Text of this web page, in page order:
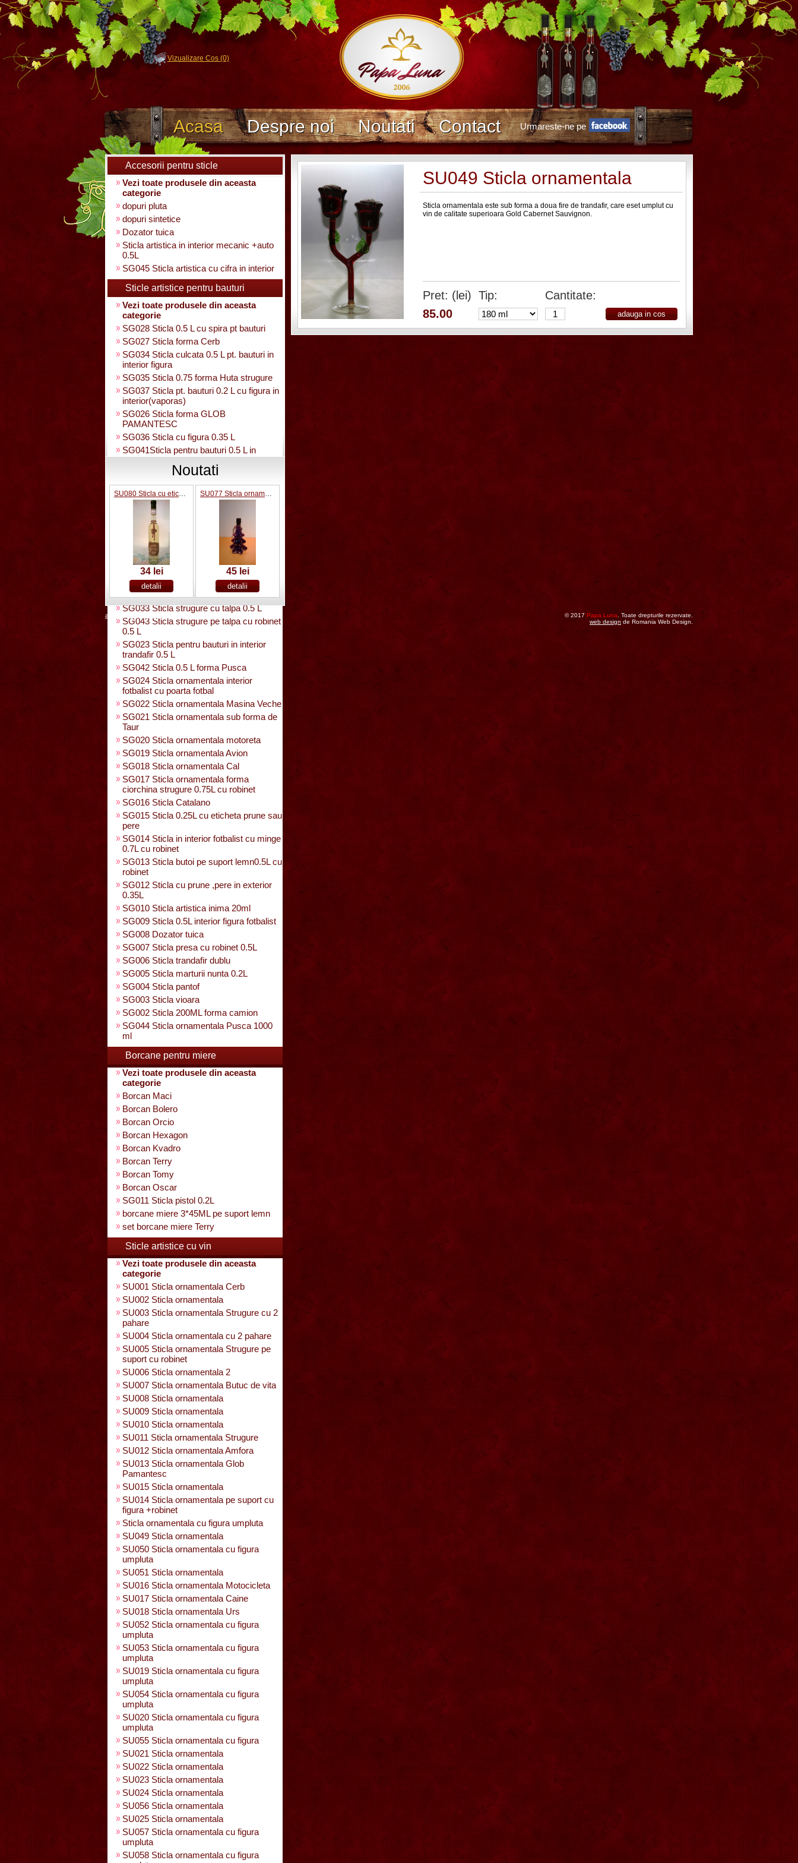
Vizualizare Cos (0)
Acasa Despre noi Noutati Contact Urmareste-ne pe
Accesorii pentru sticle
Vezi toate produsele din aceasta
categorie
dopuri pluta
dopuri sintetice
Dozator tuica
Sticla artistica in interior mecanic +auto
0.5L
SG045 Sticla artistica cu cifra in interior
Sticle artistice pentru bauturi
Vezi toate produsele din aceasta
categorie
SG028 Sticla 0.5 L cu spira pt bauturi
SG027 Sticla forma Cerb
SG034 Sticla culcata 0.5 L pt. bauturi in
interior figura
SG035 Sticla 0.75 forma Huta strugure
SG037 Sticla pt. bauturi 0.2 L cu figura in
interior(vaporas)
SG026 Sticla forma GLOB
PAMANTESC
SG036 Sticla cu figura 0.35 L
SG041Sticla pentru bauturi 0.5 L in
interior strugure
SG040 Sticla artistica in interior strugure
umpluta 0.35 L
SG030 Sticla artistica Amfora
SG039 Sticla artistica in interior para
SG025 Sticla carte vizita 0.35 L
SG032 Sticla pentru bauturi0.35 L
rasucita
SG029 Sticla rasucita cu numar
SG038 Sticla pentru bauturi cu 2 pahare
SG031 Sticla forma para 0.5 L cu talpa
SG033 Sticla strugure cu talpa 0.5 L
SG043 Sticla strugure pe talpa cu robinet
0.5 L
SG023 Sticla pentru bauturi in interior
trandafir 0.5 L
SG042 Sticla 0.5 L forma Pusca
SG024 Sticla ornamentala interior
fotbalist cu poarta fotbal
SG022 Sticla ornamentala Masina Veche
SG021 Sticla ornamentala sub forma de
Taur
SG020 Sticla ornamentala motoreta
SG019 Sticla ornamentala Avion
SG018 Sticla ornamentala Cal
SG017 Sticla ornamentala forma
ciorchina strugure 0.75L cu robinet
SG016 Sticla Catalano
SG015 Sticla 0.25L cu eticheta prune sau
pere
SG014 Sticla in interior fotbalist cu minge
0.7L cu robinet
SG013 Sticla butoi pe suport lemn0.5L cu
robinet
SG012 Sticla cu prune ,pere in exterior
0.35L
SG010 Sticla artistica inima 20ml
SG009 Sticla 0.5L interior figura fotbalist
SG008 Dozator tuica
SG007 Sticla presa cu robinet 0.5L
SG006 Sticla trandafir dublu
SG005 Sticla marturii nunta 0.2L
SG004 Sticla pantof
SG003 Sticla vioara
SG002 Sticla 200ML forma camion
SG044 Sticla ornamentala Pusca 1000
ml
Borcane pentru miere
Vezi toate produsele din aceasta
categorie
Borcan Maci
Borcan Bolero
Borcan Orcio
Borcan Hexagon
Borcan Kvadro
Borcan Terry
Borcan Tomy
Borcan Oscar
SG011 Sticla pistol 0.2L
borcane miere 3*45ML pe suport lemn
set borcane miere Terry
Sticle artistice cu vin
Vezi toate produsele din aceasta
categorie
SU001 Sticla ornamentala Cerb
SU002 Sticla ornamentala
SU003 Sticla ornamentala Strugure cu 2
pahare
SU004 Sticla ornamentala cu 2 pahare
SU005 Sticla ornamentala Strugure pe
suport cu robinet
SU006 Sticla ornamentala 2
SU007 Sticla ornamentala Butuc de vita
SU008 Sticla ornamentala
SU009 Sticla ornamentala
SU010 Sticla ornamentala
SU011 Sticla ornamentala Strugure
SU012 Sticla ornamentala Amfora
SU013 Sticla ornamentala Glob
Pamantesc
SU015 Sticla ornamentala
SU014 Sticla ornamentala pe suport cu
figura +robinet
Sticla ornamentala cu figura umpluta
SU049 Sticla ornamentala
SU050 Sticla ornamentala cu figura
umpluta
SU051 Sticla ornamentala
SU016 Sticla ornamentala Motocicleta
SU017 Sticla ornamentala Caine
SU018 Sticla ornamentala Urs
SU052 Sticla ornamentala cu figura
umpluta
SU053 Sticla ornamentala cu figura
umpluta
SU019 Sticla ornamentala cu figura
umpluta
SU054 Sticla ornamentala cu figura
umpluta
SU020 Sticla ornamentala cu figura
umpluta
SU055 Sticla ornamentala cu figura
SU021 Sticla ornamentala
SU022 Sticla ornamentala
SU023 Sticla ornamentala
SU024 Sticla ornamentala
SU056 Sticla ornamentala
SU025 Sticla ornamentala
SU057 Sticla ornamentala cu figura
umpluta
SU058 Sticla ornamentala cu figura
Noutati
SU080 Sticla cu eticheta pluta
34 lei
SU077 Sticla ornamentala
45 lei
SU049 Sticla ornamentala
Sticla ornamentala este sub forma a doua fire de trandafir, care eset umplut cu
vin de calitate superioara Gold Cabernet Sauvignon.
Pret: (lei) Tip:
Cantitate:
85.00
acasa contact cum cumpar © 2017 Papa Luna . Toate drepturile rezervate.
web design de Romania Web Design.